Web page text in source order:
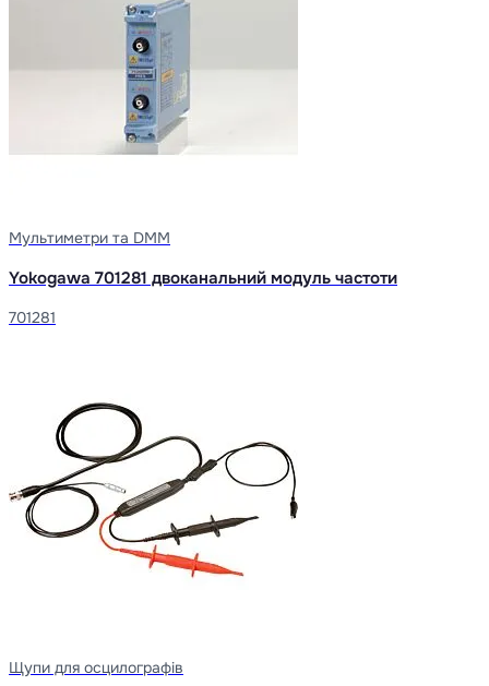
Мультиметри та DMM
Yokogawa 701281 двоканальний модуль частоти
701281
Щупи для осцилографів